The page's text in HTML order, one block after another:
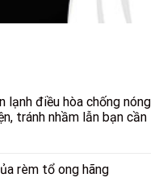
lạnh điều hòa chống nóng
tránh nhầm lẫn bạn cần
rèm tổ ong hãng